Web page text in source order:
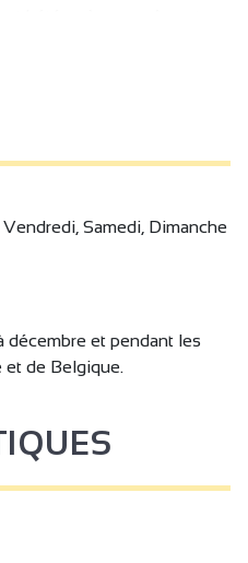
ambiance familiale et
sa place.
Samedi, Dimanche
décembre et pendant les
et de Belgique.